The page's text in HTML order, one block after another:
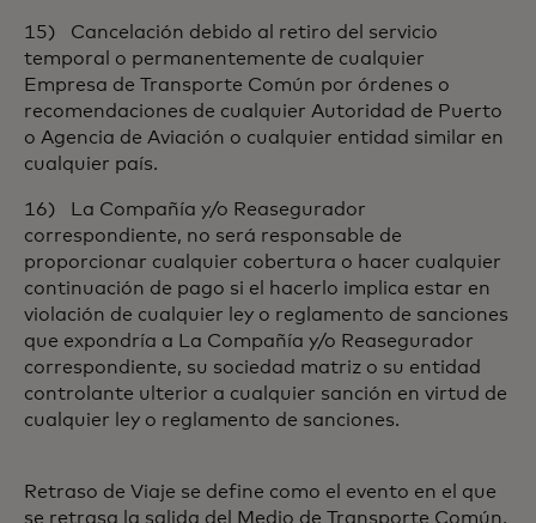
15) Cancelación debido al retiro del servicio
temporal o permanentemente de cualquier
Empresa de Transporte Común por órdenes o
recomendaciones de cualquier Autoridad de Puerto
o Agencia de Aviación o cualquier entidad similar en
cualquier país.
16) La Compañía y/o Reasegurador
correspondiente, no será responsable de
proporcionar cualquier cobertura o hacer cualquier
continuación de pago si el hacerlo implica estar en
violación de cualquier ley o reglamento de sanciones
que expondría a La Compañía y/o Reasegurador
correspondiente, su sociedad matriz o su entidad
controlante ulterior a cualquier sanción en virtud de
cualquier ley o reglamento de sanciones.
Retraso de Viaje se define como el evento en el que
se retrasa la salida del Medio de Transporte Común,